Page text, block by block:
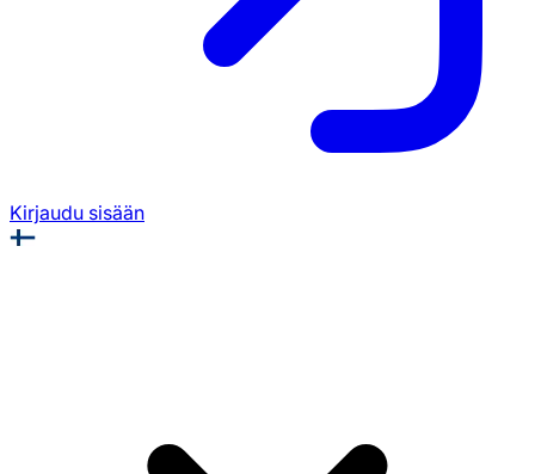
Kirjaudu sisään